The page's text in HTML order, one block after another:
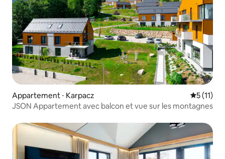
Appartement ⋅ Karpacz
5 (11)
JSON Appartement avec balcon et vue sur les montagnes